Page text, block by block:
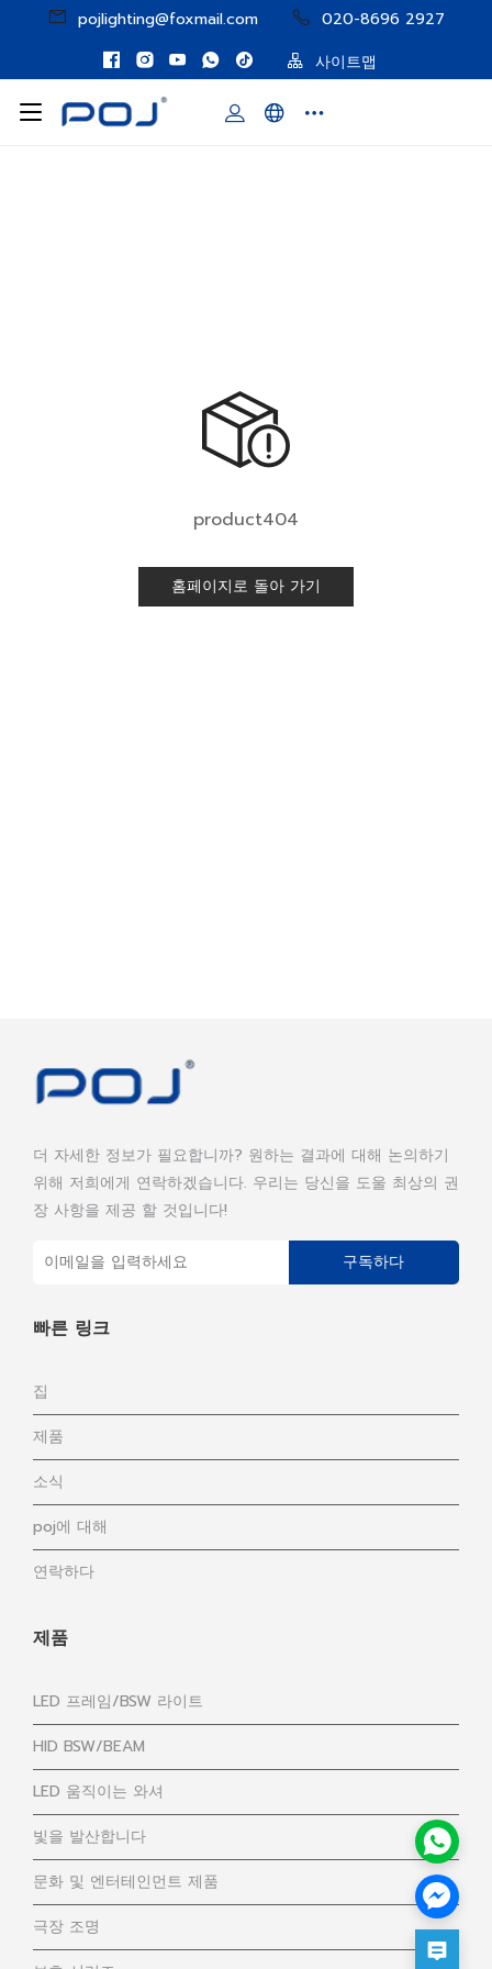
pojlighting@foxmail.com
020-8696 2927
사이트맵
product404
홈페이지로 돌아 가기
더 자세한 정보가 필요합니까? 원하는 결과에 대해 논의하기
위해 저희에게 연락하겠습니다. 우리는 당신을 도울 최상의 권
장 사항을 제공 할 것입니다!
구독하다
빠른 링크
집
제품
소식
poj에 대해
연락하다
제품
LED 프레임/BSW 라이트
HID BSW/BEAM
LED 움직이는 와셔
빛을 발산합니다
문화 및 엔터테인먼트 제품
극장 조명